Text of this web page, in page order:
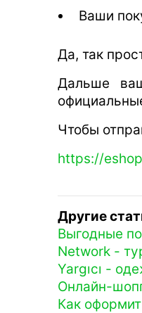
Ваши
Да, так
Дальше
Чтобы
https://
Другие
Выгодные
Network -
Yargıcı -
Онлайн-
Как